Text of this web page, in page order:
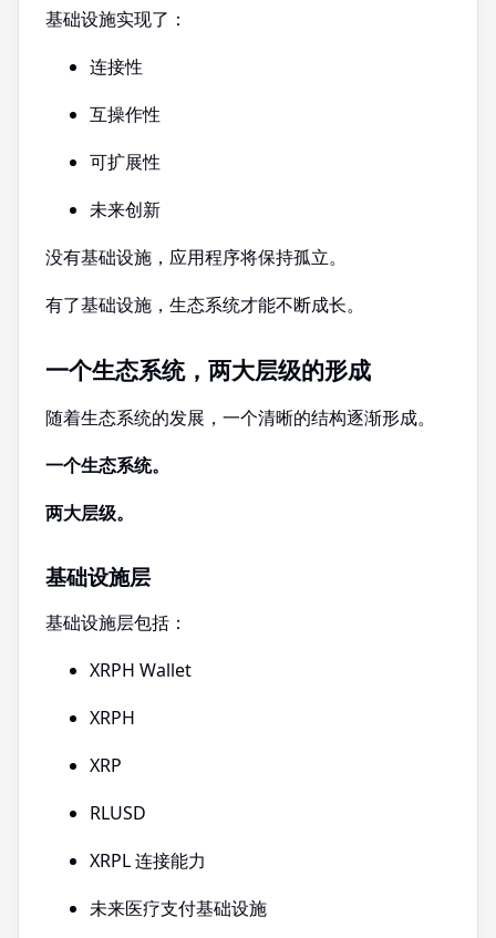
基础设施实现了：
连接性
互操作性
可扩展性
未来创新
没有基础设施，应用程序将保持孤立。
有了基础设施，生态系统才能不断成长。
一个生态系统，两大层级的形成
随着生态系统的发展，一个清晰的结构逐渐形成。
一个生态系统。
两大层级。
基础设施层
基础设施层包括：
XRPH Wallet
XRPH
XRP
RLUSD
XRPL 连接能力
未来医疗支付基础设施